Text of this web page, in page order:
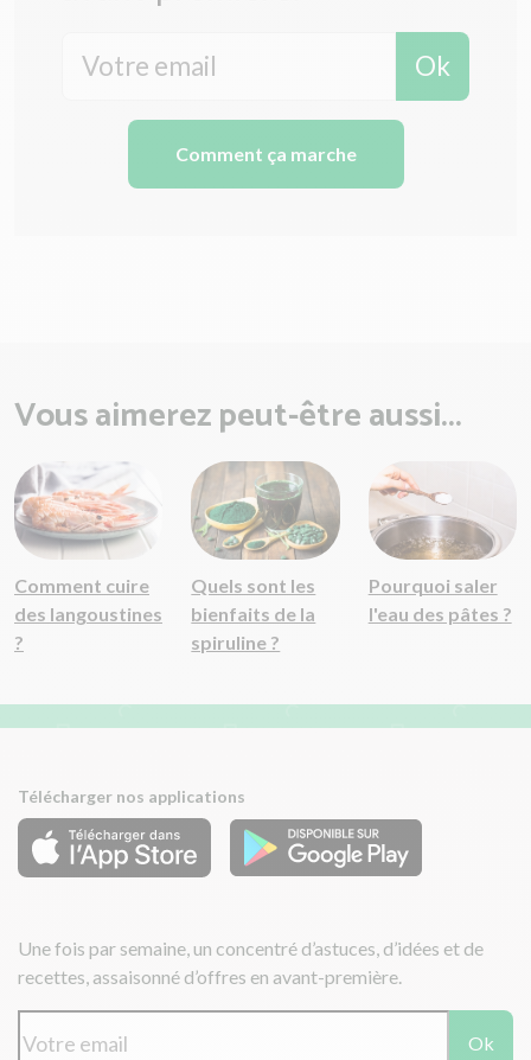
Ok
Comment ça marche
Vous aimerez peut-être aussi...
Comment cuire
des langoustines
?
Quels sont les
bienfaits de la
spiruline ?
Pourquoi saler
l'eau des pâtes ?
Télécharger nos applications
Une fois par semaine, un concentré d’astuces, d’idées et de
recettes, assaisonné d’offres en avant-première.
Ok